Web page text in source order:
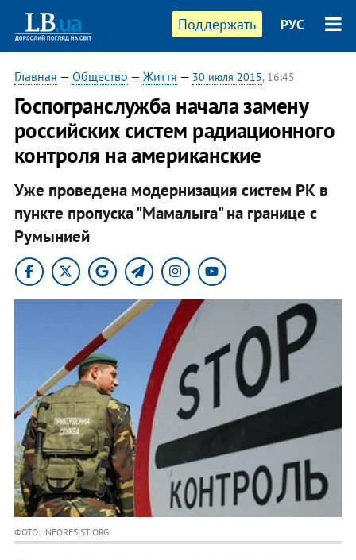
Поддержать РУС
Главная — Общество — Життя — 30 июля 2015, 16:45
Госпогранслужба начала замену
российских систем радиационного
контроля на американские
Уже проведена модернизация систем РК в
пункте пропуска "Мамалыга" на границе с
Румынией
ФОТО: INFORESIST.ORG